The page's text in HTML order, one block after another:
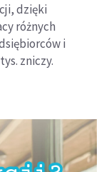
dzięki
różnych
i
zniczy.